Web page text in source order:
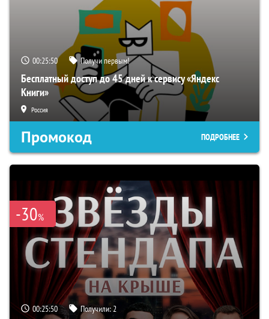
00:25:49 Получи первым!
Бесплатный доступ до 45 дней к сервису «Яндекс
Книги»
Россия
Промокод ПОДРОБНЕЕ
-30%
00:25:49 Получили:2